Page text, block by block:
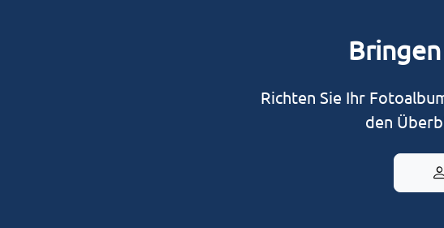
Richten Sie Ihr
den